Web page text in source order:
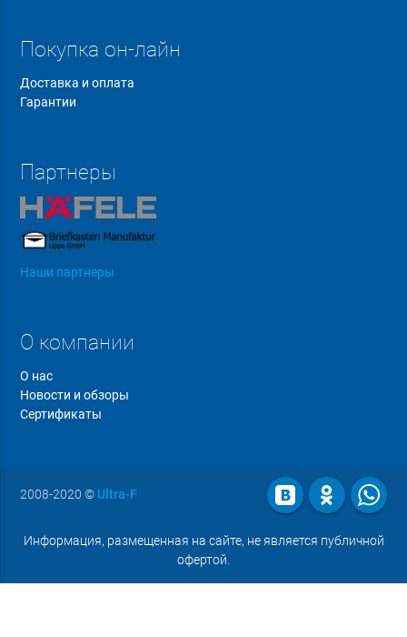
Покупка он-лайн
Доставка и оплата
Гарантии
Партнеры
Наши партнеры
О компании
О нас
Новости и обзоры
Сертификаты
2008-2020 © Ultra-F
Информация, размещенная на сайте, не является публичной
офертой.